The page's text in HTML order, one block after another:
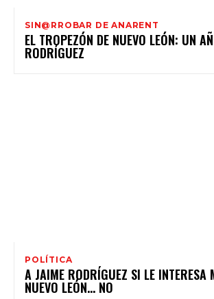
SIN@RROBAR DE ANARENT
EL TROPEZÓN DE NUEVO LEÓN: UN
RODRÍGUEZ
POLÍTICA
A JAIME RODRÍGUEZ SI LE INTERESA
NUEVO LEÓN… NO